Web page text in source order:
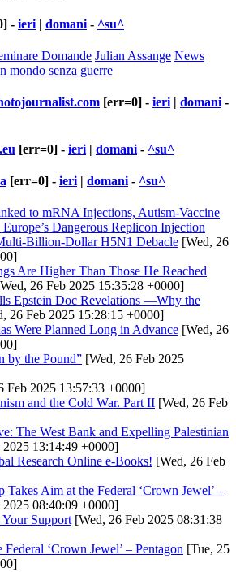
- ieri | domani - ^su^
Domande Julian Assange News
mondo senza guerre
[err=0] - ieri | domani -
[err=0] - ieri | domani - ^su^
[err=0] - ieri | domani - ^su^
to mRNA Injections, Autism-Vaccine
Dangerous Replicon Injection
Billion-Dollar H5N1 Debacle [Wed, 26
Are Higher Than Those He Reached
26 Feb 2025 15:35:28 +0000]
Epstein Doc Revelations —Why the
26 Feb 2025 15:28:15 +0000]
Were Planned Long in Advance [Wed, 26
by the Pound” [Wed, 26 Feb 2025
Feb 2025 13:57:33 +0000]
and the Cold War. Part II [Wed, 26 Feb
The West Bank and Expelling Palestinian
2025 13:14:49 +0000]
Research Online e-Books! [Wed, 26 Feb
Takes Aim at the Federal ‘Crown Jewel’ –
2025 08:40:09 +0000]
Your Support [Wed, 26 Feb 2025 08:31:38
‘Crown Jewel’ – Pentagon [Tue, 25